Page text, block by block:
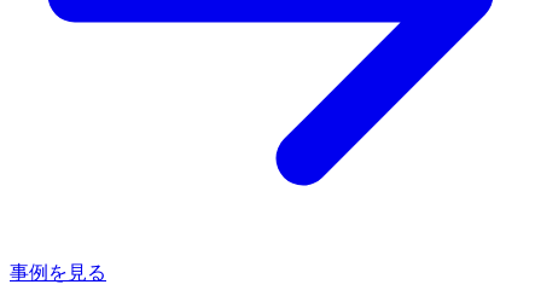
事例を見る